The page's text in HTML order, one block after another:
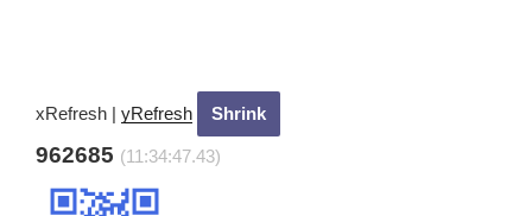
ン
xRefresh | yRefresh
962685 (11:34:48.43)